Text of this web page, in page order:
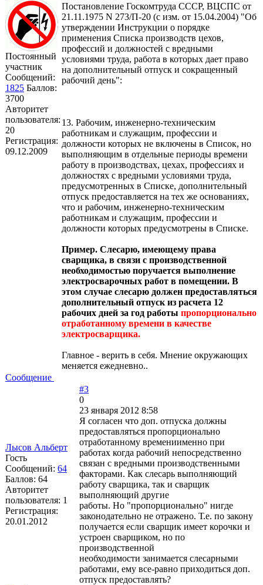
Постоянный
участник
Сообщений:
1825 Баллов:
3700
Авторитет
пользователя:
20
Регистрация:
09.12.2009
Постановление Госкомтруда СССР, ВЦСПС от
21.11.1975 N 273/П-20 (с изм. от 15.04.2004) "Об
утверждении Инструкции о порядке
применения Списка производств цехов,
профессий и должностей с вредными
условиями труда, работа в которых дает право
на дополнительный отпуск и сокращенный
рабочий день":
13. Рабочим, инженерно-техническим
работникам и служащим, профессии и
должности которых не включены в Список, но
выполняющим в отдельные периоды времени
работу в производствах, цехах, профессиях и
должностях с вредными условиями труда,
предусмотренных в Списке, дополнительный
отпуск предоставляется на тех же основаниях,
что и рабочим, инженерно-техническим
работникам и служащим, профессии и
должности которых предусмотрены в Списке.
Пример. Слесарю, имеющему права
сварщика, в связи с производственной
необходимостью поручается выполнение
электросварочных работ в помещении. В
этом случае слесарю должен предоставляться
дополнительный отпуск из расчета 12
рабочих дней за год работы пропорционально
отработанному времени в качестве
электросварщика.
Главное - верить в себя. Мнение окружающих
меняется ежедневно..
Сообщение
Лысов Альберт
Гость
Сообщений: 64
Баллов: 64
Авторитет
пользователя: 1
Регистрация:
20.01.2012
#3
0
23 января 2012 8:58
Я согласен что доп. отпуска должны
предоставляться пропорционально
отработанному времениименно при
работах когда рабочий непосредственно
связан с вредными производственными
факторами. Как слесарь выполняющий
работу сварщика, так и сварщик
выполняющий другие
работы. Но "пропорционально" нигде
законодательно не отражено. Т.е. по закону
получается если сварщик имеет корочки и
устроен сварщиком, но по
производственной
необходимости занимается слесарными
работами, ему все-равно приходиться доп.
отпуск предоставлять?